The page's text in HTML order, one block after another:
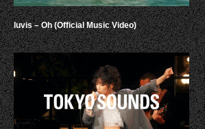
luvis – Oh (Official Music Video)